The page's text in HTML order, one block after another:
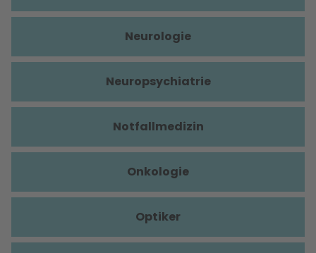
Neurologie
Neuropsychiatrie
Notfallmedizin
Onkologie
Optiker